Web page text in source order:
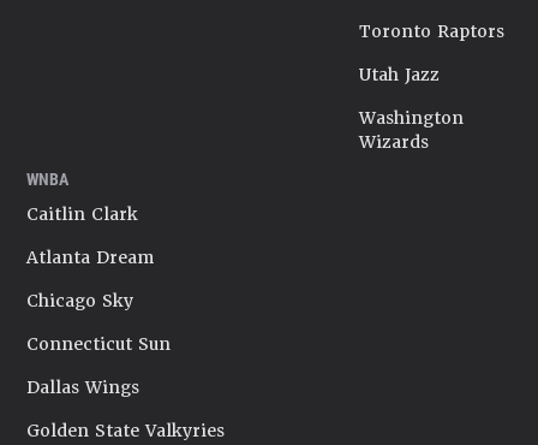
Toronto Raptors
Utah Jazz
Washington
Wizards
WNBA
Caitlin Clark
Atlanta Dream
Chicago Sky
Connecticut Sun
Dallas Wings
Golden State Valkyries